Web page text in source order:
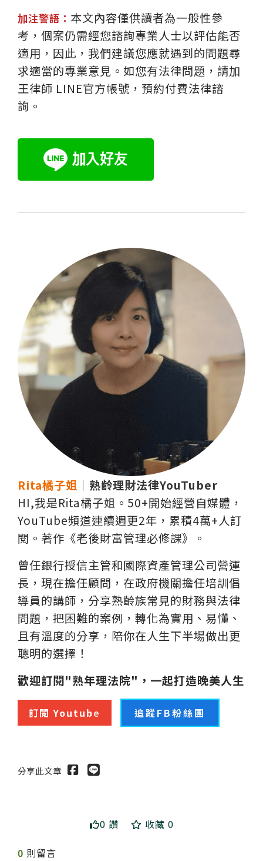
加注警語： 本文內容僅供讀者為一般性參
考，個案仍需經您諮詢專業人士以評估能否
適用，因此，我們建議您應就遇到的問題尋
求適當的專業意見。如您有法律問題，請加
王律師 LINE官方帳號，預約付費法律諮
詢。
Rita橘子姐 ｜熟齡理財法律YouTuber
HI,我是Rita橘子姐。50+開始經營自媒體，
YouTube頻道連續週更2年，累積4萬+人訂
閱。著作《老後財富管理必修課》。
曾任銀行授信主管和國際資產管理公司營運
長，現在擔任顧問，在政府機關擔任培訓倡
導員的講師，分享熟齡族常見的財務與法律
問題，把困難的案例，轉化為實用、易懂、
且有溫度的分享，陪你在人生下半場做出更
聰明的選擇！
歡迎訂閱"熟年理法院"，一起打造晚美人生
訂閱 Youtube 追蹤FB粉絲團
分享此文章
0 讚 收藏 0
0 則留言